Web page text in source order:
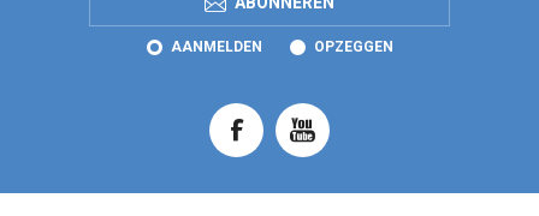
AANMELDEN OPZEGGEN